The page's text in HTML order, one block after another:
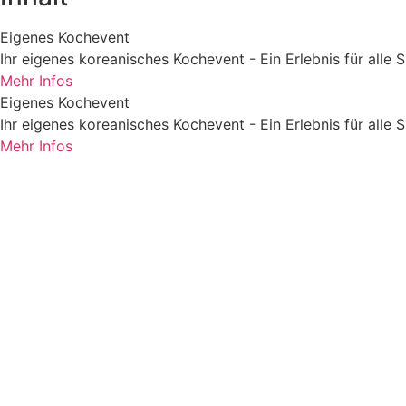
Eigenes Kochevent
Ihr eigenes koreanisches Kochevent - Ein Erlebnis für alle
Mehr Infos
Eigenes Kochevent
Ihr eigenes koreanisches Kochevent - Ein Erlebnis für alle
Mehr Infos